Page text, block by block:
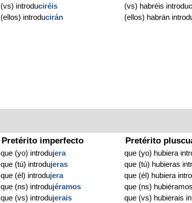
(vs) introduciréis
(ellos) introducirán
(vs) habréis introdu
(ellos) habrán
Pretérito imperfecto
que (yo) introdujera
que (tú) introdujeras
que (él) introdujera
que (ns) introdujéramos
que (vs) introdujerais
Pretérito
que (yo) hubiera
que (tú) hubieras
que (él) hubiera
que (ns)
que (vs) hubierais